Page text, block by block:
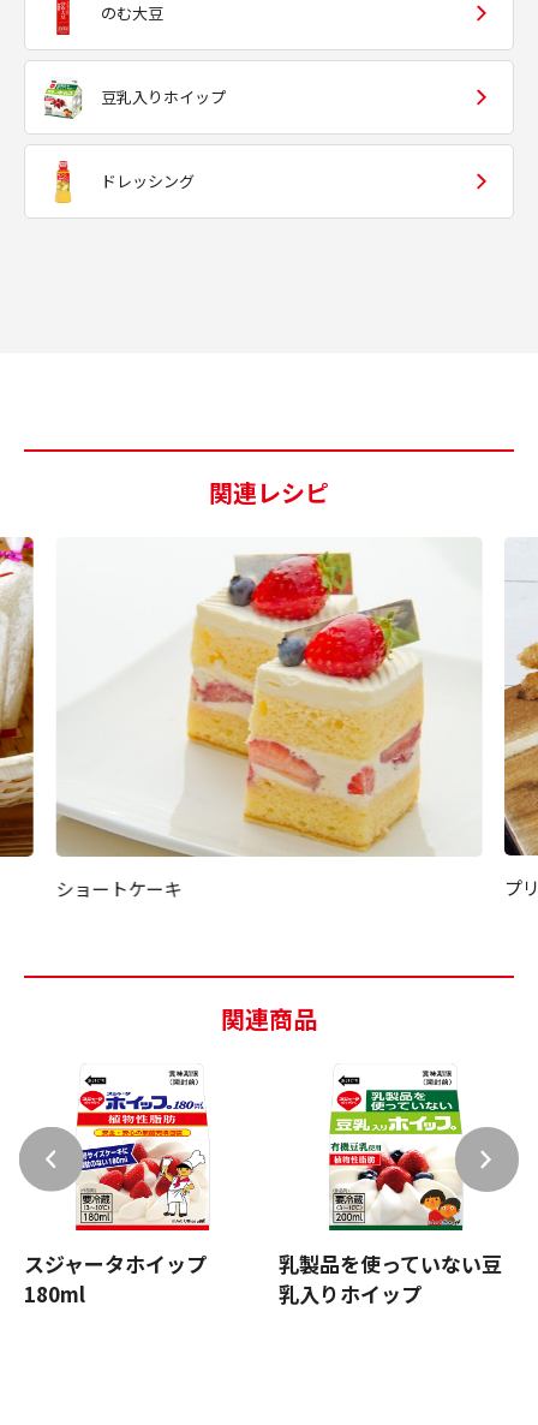
のむ大豆
豆乳入りホイップ
ドレッシング
関連レシピ
ショートケーキ プ
関連商品
スジャータホイップ
180ml
乳製品を使っていない豆
乳入りホイップ